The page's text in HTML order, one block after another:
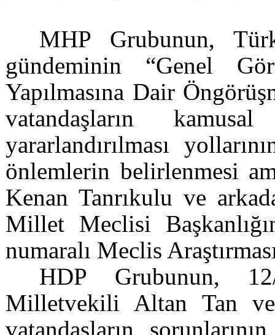
MHP Grubunun,
gündeminin “Genel
Yapılmasına Dair
vatandaşların
yararlandırılması
önlemlerin belirlenmesi
Kenan Tanrıkulu ve
Millet Meclisi
numaralı Meclis
HDP Grubunun,
Milletvekili Altan Tan ve
vatandaşların